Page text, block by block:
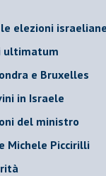
elezioni
ultimatum
e Bruxelles
in Israele
del ministro
Michele Piccirilli